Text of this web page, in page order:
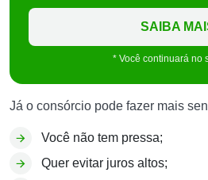
SAIBA
* Você continuará no
Já o consórcio pode fazer mais
Você não tem pressa;
Quer evitar juros altos;